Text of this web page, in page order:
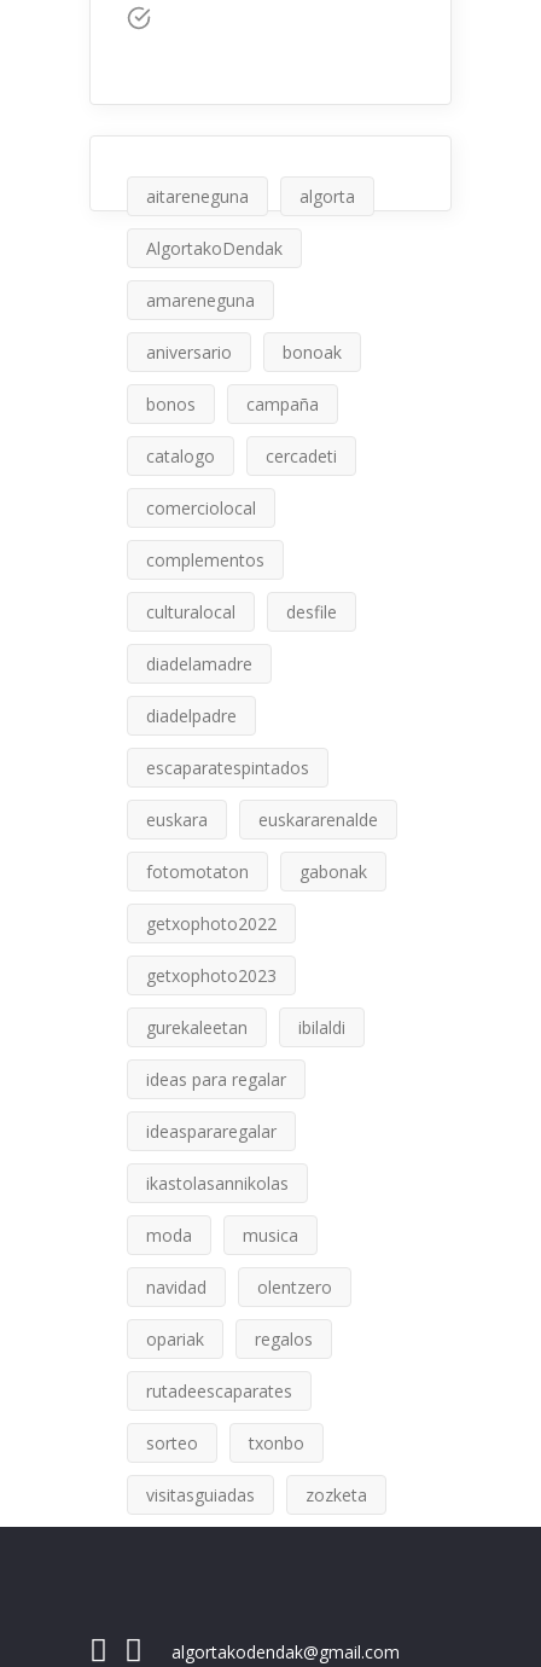
aitareneguna algorta
AlgortakoDendak
amareneguna
aniversario bonoak
bonos campaña
catalogo cercadeti
comerciolocal
complementos
culturalocal desfile
diadelamadre
diadelpadre
escaparatespintados
euskara euskararenalde
fotomotaton gabonak
getxophoto2022
getxophoto2023
gurekaleetan ibilaldi
ideas para regalar
ideaspararegalar
ikastolasannikolas
moda musica
navidad olentzero
opariak regalos
rutadeescaparates
sorteo txonbo
visitasguiadas zozketa
algortakodendak@gmail.com